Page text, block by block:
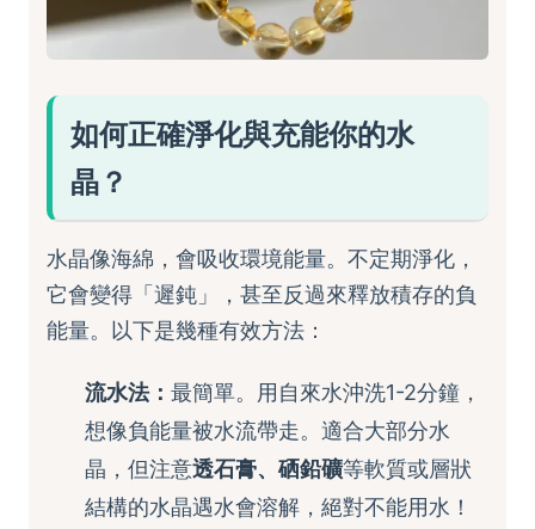
如何正確淨化與充能你的水
晶？
水晶像海綿，會吸收環境能量。不定期淨化，
它會變得「遲鈍」，甚至反過來釋放積存的負
能量。以下是幾種有效方法：
流水法： 最簡單。用自來水沖洗1-2分鐘，
想像負能量被水流帶走。適合大部分水
晶，但注意透石膏、硒鉛礦等軟質或層狀
結構的水晶遇水會溶解，絕對不能用水！